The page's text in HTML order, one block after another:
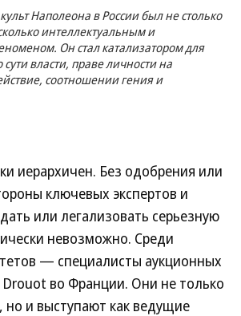
Наполеона в России был не столько
интеллектуальным и
Он стал катализатором для
власти, праве личности на
соотношении гения и
иерархичен. Без одобрения или
ключевых экспертов и
или легализовать серьезную
невозможно. Среди
— специалисты аукционных
во Франции. Они не только
но и выступают как ведущие